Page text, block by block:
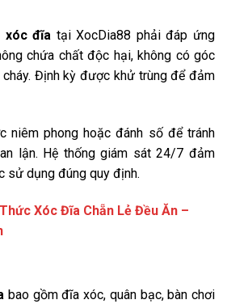
xóc đĩa tại XocDia88 phải đáp ứng
chứa chất độc hại, không có góc
cháy. Định kỳ được khử trùng để đảm
niêm phong hoặc đánh số để tránh
lận. Hệ thống giám sát 24/7 đảm
sử dụng đúng quy định.
Xóc Đĩa Chẵn Lẻ Đều Ăn –
bao gồm đĩa xóc, quân bạc, bàn chơi